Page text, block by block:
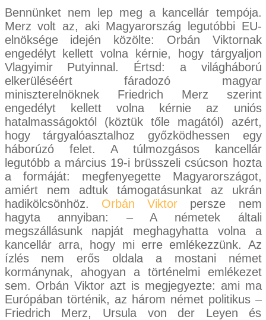
Bennünket nem lep meg a kancellár tempója.
Merz volt az, aki Magyarország legutóbbi EU-
elnöksége idején közölte: Orbán Viktornak
engedélyt kellett volna kérnie, hogy tárgyaljon
Vlagyimir Putyinnal. Értsd: a világháború
elkerüléséért fáradozó magyar
miniszterelnöknek Friedrich Merz szerint
engedélyt kellett volna kérnie az uniós
hatalmasságoktól (köztük tőle magától) azért,
hogy tárgyalóasztalhoz győzködhessen egy
háborúzó felet. A túlmozgásos kancellár
legutóbb a március 19-i brüsszeli csúcson hozta
a formáját: megfenyegette Magyarországot,
amiért nem adtuk támogatásunkat az ukrán
hadikölcsönhöz. Orbán Viktor persze nem
hagyta annyiban: – A németek általi
megszállásunk napját meghagyhatta volna a
kancellár arra, hogy mi erre emlékezzünk. Az
ízlés nem erős oldala a mostani német
kormánynak, ahogyan a történelmi emlékezet
sem. Orbán Viktor azt is megjegyezte: ami ma
Európában történik, az három német politikus –
Friedrich Merz, Ursula von der Leyen és